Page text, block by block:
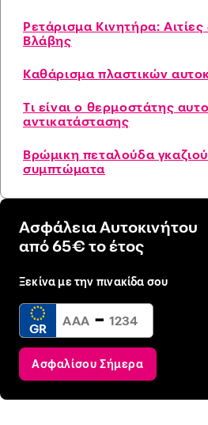
Ρετάρισμα Κινητήρα:
Βλάβης
Καθάρισμα πλαστικών
Τι είναι ο θερμοστάτης
αντικατάστασης
Βρώμικη πεταλούδα
συμπτώματα
Ασφάλεια Αυτοκινήτου
από 65€ το έτος
Ξεκίνα με την πινακίδα σου
GR -
Ασφαλίσου Σήμερα